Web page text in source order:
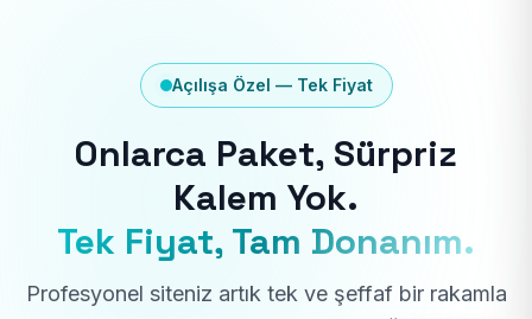
Açılışa Özel — Tek Fiyat
Onlarca Paket, Sürpriz
Kalem Yok.
Tek Fiyat, Tam Donanım.
Profesyonel siteniz artık tek ve şeffaf bir rakamla